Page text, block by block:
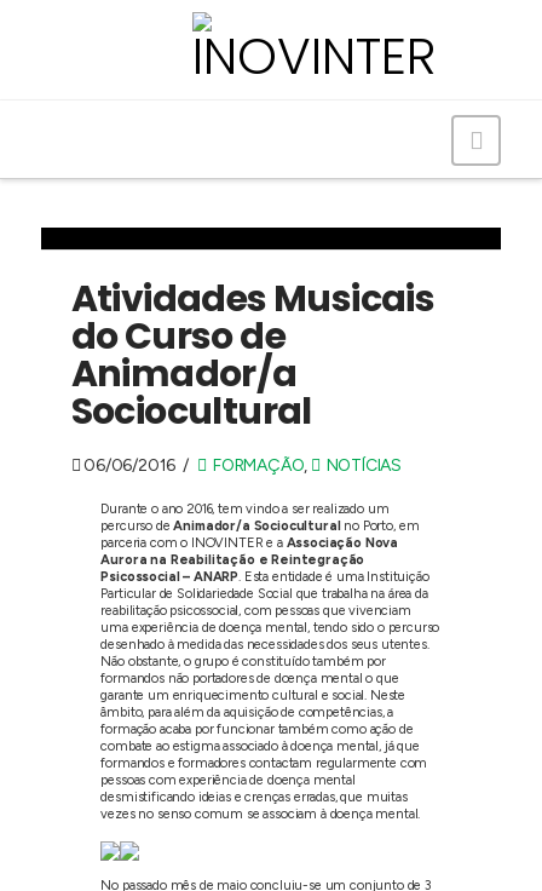
Atividades Musicais
do Curso de
Animador/a
Sociocultural
06/06/2016 FORMAÇÃO, NOTÍCIAS
Durante o ano 2016, tem vindo a ser realizado um
percurso deAnimador/a Sociocultural no Porto, em
parceria com o INOVINTER e a Associação Nova
Aurora na Reabilitação e Reintegração
Psicossocial – ANARP. Esta entidade é uma Instituição
Particular de Solidariedade Social que trabalha na área da
reabilitação psicossocial, com pessoas que vivenciam
uma experiência de doença mental, tendo sido o percurso
desenhado à medida das necessidades dos seus utentes.
Não obstante, o grupo é constituído também por
formandos não portadores de doença mental o que
garante um enriquecimento cultural e social. Neste
âmbito, para além da aquisição de competências, a
formação acaba por funcionar também como ação de
combate ao estigma associado à doença mental, já que
formandos e formadores contactam regularmente com
pessoas com experiência de doença mental
desmistificando ideias e crenças erradas, que muitas
vezes no senso comum se associam à doença mental.
No passado mês de maio concluiu-se um conjunto de 3